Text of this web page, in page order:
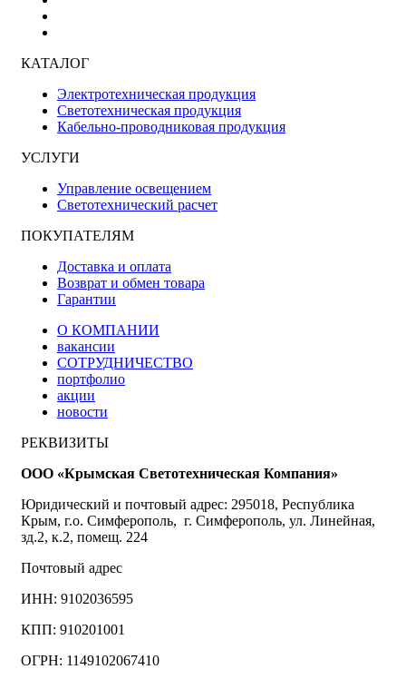
КАТАЛОГ
Электротехническая продукция
Светотехническая продукция
Кабельно-проводниковая продукция
УСЛУГИ
Управление освещением
Светотехнический расчет
ПОКУПАТЕЛЯМ
Доставка и оплата
Возврат и обмен товара
Гарантии
О КОМПАНИИ
вакансии
СОТРУДНИЧЕСТВО
портфолио
акции
новости
РЕКВИЗИТЫ
ООО «Крымская Светотехническая Компания»
Юридический и почтовый адрес: 295018, Республика
Крым, г.о. Симферополь, г. Симферополь, ул. Линейная,
зд.2, к.2, помещ. 224
Почтовый адрес
ИНН: 9102036595
КПП: 910201001
ОГРН: 1149102067410